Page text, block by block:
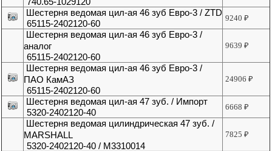
Шестерня ведомая цил-ая 46 зуб Евро-3 / ZTD
65115-2402120-60
9240₽
Шестерня ведомая цил-ая 46 зуб Евро-3 /
аналог
65115-2402120-60
9639₽
Шестерня ведомая цил-ая 46 зуб Евро-3 /
ПАО КамАЗ
65115-2402120-60
24906₽
Шестерня ведомая цил-ая 47 зуб. / Импорт
5320-2402120-40
6668₽
Шестерня ведомая цилиндрическая 47 зуб. /
MARSHALL
5320-2402120-40 / M3310014
7825₽